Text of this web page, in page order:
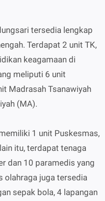
tersedia lengkap
Terdapat 2 unit TK,
keagamaan di
meliputi 6 unit
Madrasah Tsanawiyah
(MA).
1 unit Puskesmas,
itu, terdapat tenaga
dan 10 paramedis yang
olahraga juga tersedia
sepak bola, 4 lapangan